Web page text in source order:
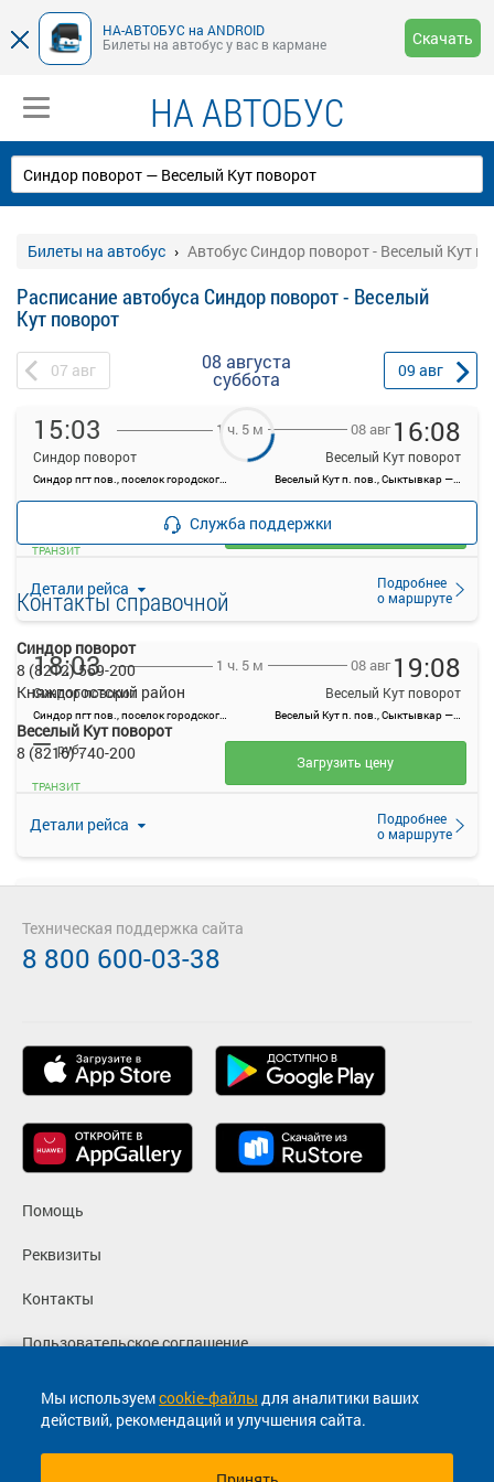
НА-АВТОБУС на ANDROID
Билеты на автобус у вас в кармане
Скачать
НА АВТОБУС
Билеты на автобус Автобус Синдор поворот - Веселый Кут
Расписание автобуса Синдор поворот - Веселый
Кут поворот
07 авг 08 августа
суббота 09 авг
15:03
Синдор поворот
Синдор пгт пов., поселок городского типа Синдор, Россия
1 ч. 5 м 08 авг 16:08
Веселый Кут поворот
Веселый Кут п. пов., Сыктывкар — Ухта, 20
Детали рейса
Подробнее
о маршруте
—
ТРАНЗИТ
Загрузить цену
18:03
Синдор поворот
Синдор пгт пов., поселок городского типа Синдор, Россия
1 ч. 5 м 08 авг 19:08
Веселый Кут поворот
Веселый Кут п. пов., Сыктывкар — Ухта, 20
Детали рейса
Подробнее
о маршруте
— руб.
ТРАНЗИТ
Загрузить цену
Синдор поворот
Детали рейса
Подробнее
—
Служба поддержки
Контакты справочной
Синдор поворот
8 (8212) 559-200
Княжпогостский район
Веселый Кут поворот
8 (8216) 740-200
Мы используемcookie-файлы для аналитики ваших
действий, рекомендаций и улучшения сайта.
Помощь
Реквизиты
Контакты
Пользовательское соглашение
Политика конфиденциальности
Согласие на маркетинговые сообщения
Техническая поддержка сайта
8 800 600-03-38